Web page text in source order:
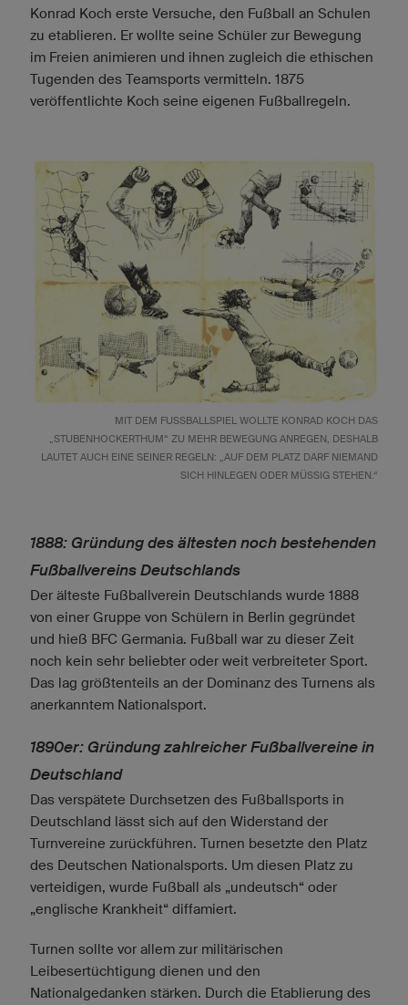
Konrad Koch erste Versuche, den Fußball an Schulen
zu etablieren. Er wollte seine Schüler zur Bewegung
im Freien animieren und ihnen zugleich die ethischen
Tugenden des Teamsports vermitteln. 1875
veröffentlichte Koch seine eigenen Fußballregeln.
MIT DEM FUSSBALLSPIEL WOLLTE KONRAD KOCH DAS „
STUBENHOCKERTHUM“ ZU MEHR BEWEGUNG ANREGEN, DESHALB L
AUTET AUCH EINE SEINER REGELN: „AUF DEM PLATZ DARF NIEMAND S
ICH HINLEGEN ODER MÜSSIG STEHEN.“
1888: Gründung des ältesten noch bestehenden
Fußballvereins Deutschlands
Der älteste Fußballverein Deutschlands wurde 1888
von einer Gruppe von Schülern in Berlin gegründet
und hieß BFC Germania. Fußball war zu dieser Zeit
noch kein sehr beliebter oder weit verbreiteter Sport.
Das lag größtenteils an der Dominanz des Turnens als
anerkanntem Nationalsport.
1890er: Gründung zahlreicher Fußballvereine in
Deutschland
Das verspätete Durchsetzen des Fußballsports in
Deutschland lässt sich auf den Widerstand der
Turnvereine zurückführen. Turnen besetzte den Platz
des Deutschen Nationalsports. Um diesen Platz zu
verteidigen, wurde Fußball als „undeutsch“ oder
„englische Krankheit“ diffamiert.
Turnen sollte vor allem zur militärischen
Leibesertüchtigung dienen und den
Nationalgedanken stärken. Durch die Etablierung des